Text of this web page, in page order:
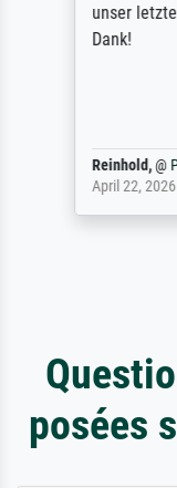
unser
Dank!
Reinhold,@
April 22, 2026
posées